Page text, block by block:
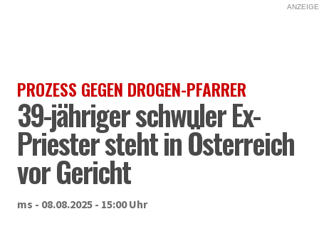
ANZEIGE
PROZESS GEGEN DROGEN-PFARRER
39-jähriger schwuler Ex-
Priester steht in Österreich
vor Gericht
ms - 08.08.2025 - 15:00 Uhr